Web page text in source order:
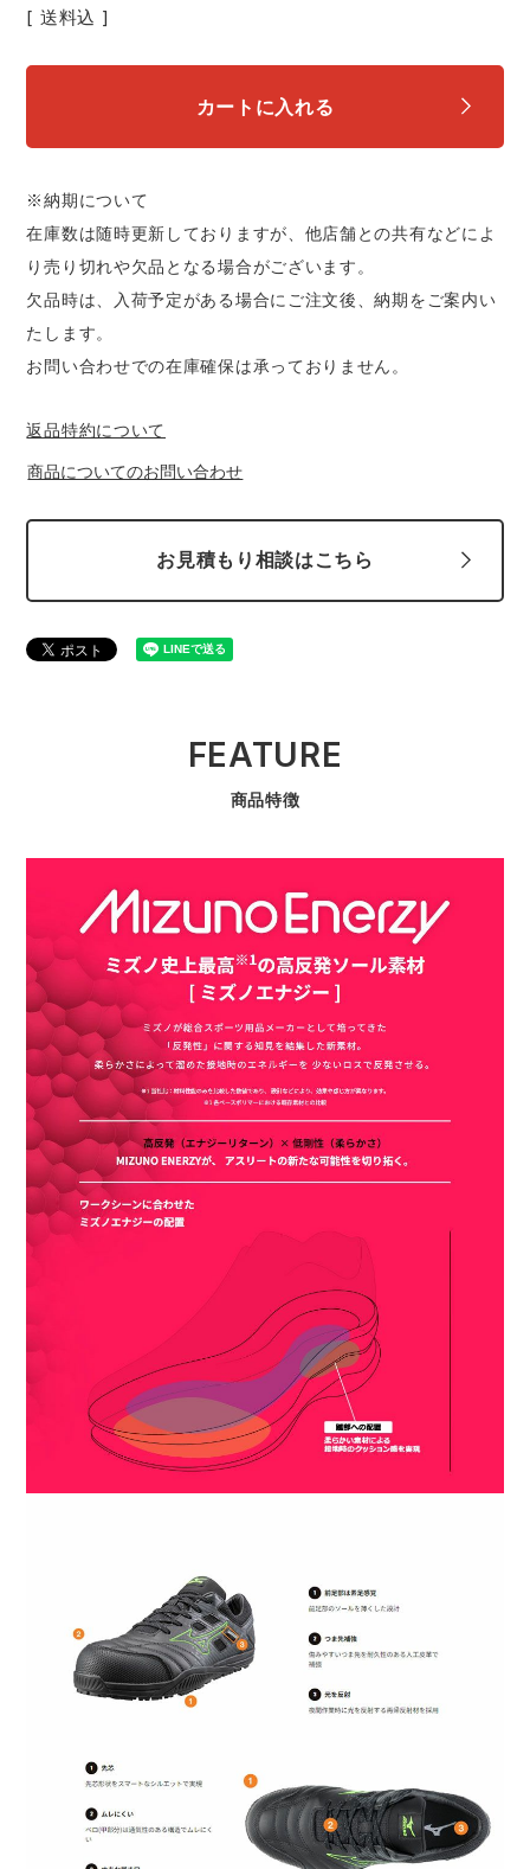
送料込
カートに入れる
※納期について
在庫数は随時更新しておりますが、他店舗との共有などによ
り売り切れや欠品となる場合がございます。
欠品時は、入荷予定がある場合にご注文後、納期をご案内い
たします。
お問い合わせでの在庫確保は承っておりません。
返品特約について
商品についてのお問い合わせ
お見積もり相談はこちら
FEATURE
商品特徴